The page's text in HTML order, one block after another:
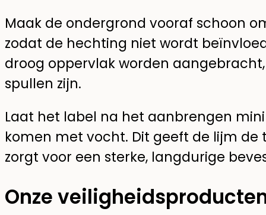
Maak de ondergrond vooraf schoon
zodat de hechting niet wordt
droog oppervlak worden
spullen zijn.
Laat het label na het aanbrengen
komen met vocht. Dit geeft de lijm
zorgt voor een sterke, langdurige
Onze